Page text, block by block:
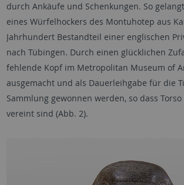
durch Ankäufe und Schenkungen. So
eines Würfelhockers des Montuhotep aus
Jahrhundert Bestandteil einer englischen
nach Tübingen. Durch einen glücklichen
fehlende Kopf im Metropolitan Museum of
ausgemacht und als Dauerleihgabe für die
Sammlung gewonnen werden, so dass
vereint sind (Abb. 2).